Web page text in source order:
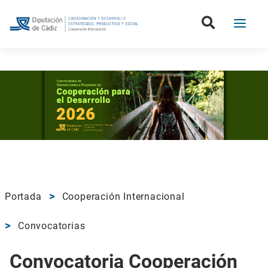
Portada Cooperación Internacional
Convocatorias
Convocatoria Cooperación